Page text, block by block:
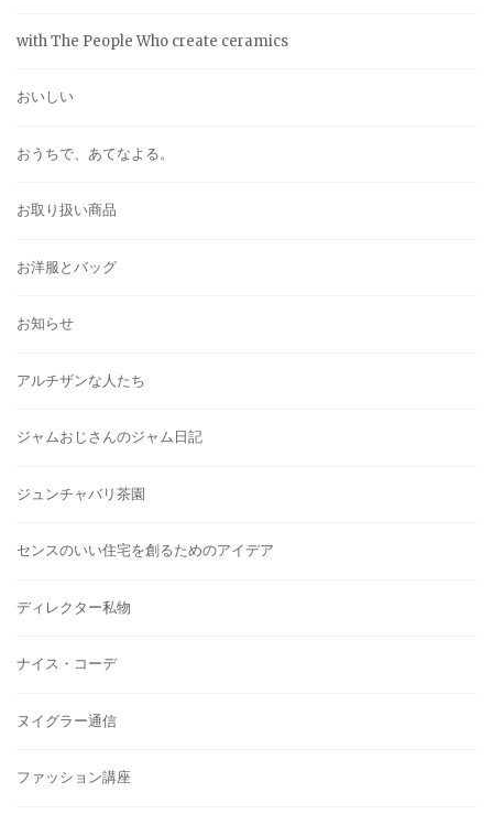
with The People Who create ceramics
おいしい
おうちで、あてなよる。
お取り扱い商品
お洋服とバッグ
お知らせ
アルチザンな人たち
ジャムおじさんのジャム日記
ジュンチャバリ茶園
センスのいい住宅を創るためのアイデア
ディレクター私物
ナイス・コーデ
ヌイグラー通信
ファッション講座